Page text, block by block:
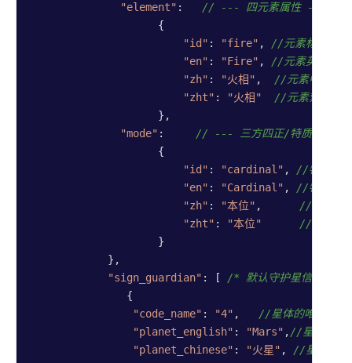
"element" : // --- 四元素属性 ---
                    {
"id" : "fire" , //元素标识符
"en" : "Fire" , //元素英文名
"zh" : "火相" , //元素中文名
"zht" : "火相"
//元素繁体中
                    },
"mode" : // --- 三方四正/特质属性
                    {
"id" : "cardinal" , //特质标
"en" : "Cardinal" , //特质英
"zh" : "本位" , //特质简
"zht" : "本位"
//特质繁
                    }
            },
"sign_guardian" : [ /* 默认守护星信息 */
               {
"code_name" : "4" , //星体的唯一标识
"planet_english" : "Mars" ,//星体英文
"planet_chinese" : "火星" , //星体中文